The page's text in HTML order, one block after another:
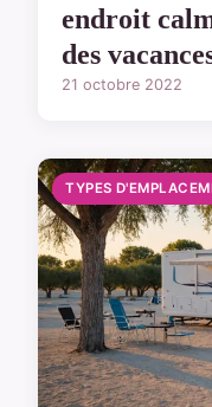
endroit
des
21 octobre 2022
TYPES